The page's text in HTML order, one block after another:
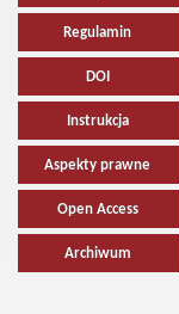
Regulamin
DOI
Instrukcja
Aspekty prawne
Open Access
Archiwum